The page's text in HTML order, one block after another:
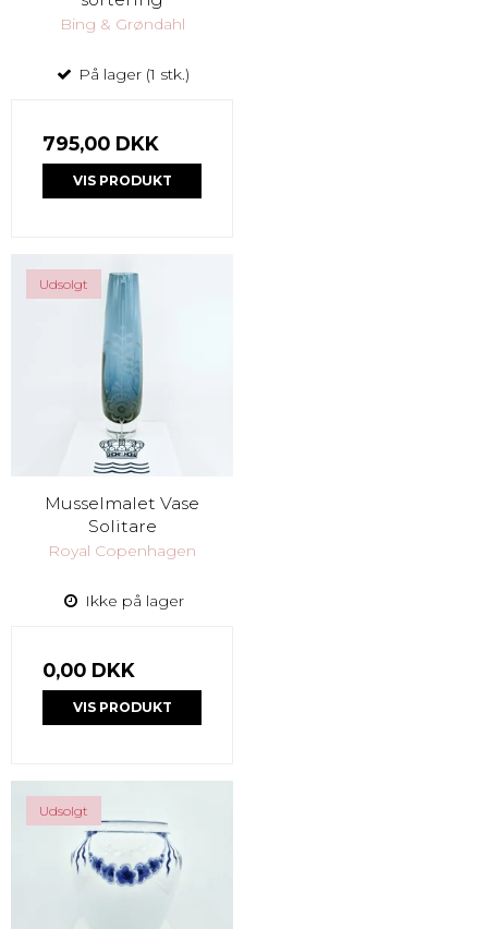
Bing & Grøndahl
På lager (1 stk.)
795,00 DKK
VIS PRODUKT
Udsolgt
Musselmalet Vase
Solitare
Royal Copenhagen
Ikke på lager
0,00 DKK
VIS PRODUKT
Udsolgt